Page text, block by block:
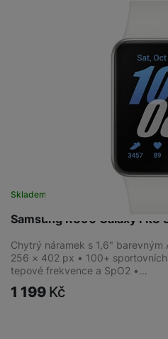
Samsung R390 Galaxy Fit3
Skladem na prodejně
Chytrý náramek s 1,6" barevným
256 × 402 px • 100+
tepové frekvence a SpO2 •…
1 199 Kč